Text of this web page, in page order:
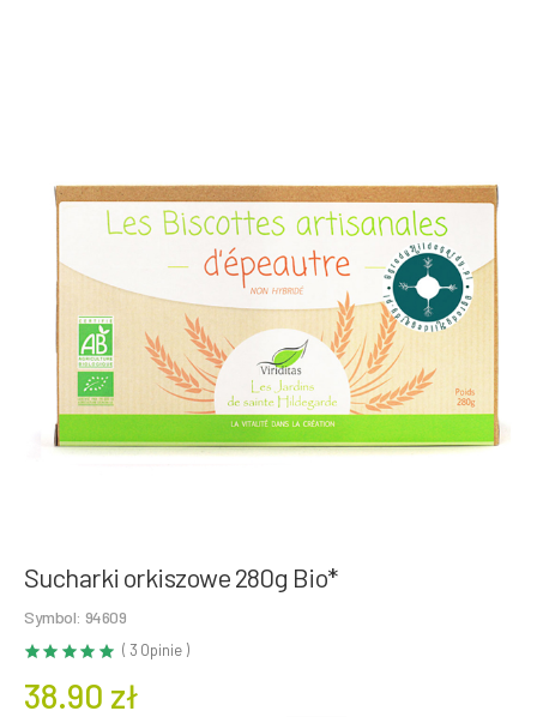
Sucharki orkiszowe 280g Bio*
Symbol: 94609
( 3 Opinie )
38.90 zł